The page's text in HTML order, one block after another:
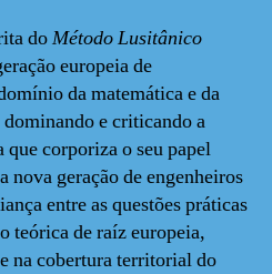
doMétodo Lusitânico
europeia de
da matemática e da
e criticando a
corporiza o seu papel
nova geração de engenheiros
entre as questões práticas
teórica de raíz europeia,
na cobertura territorial do